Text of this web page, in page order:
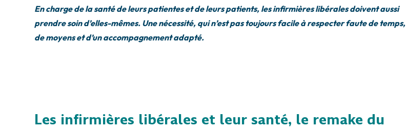
En charge de la santé de leurs patientes et de leurs patients, les infirmières libérales doivent aussi
prendre soin d’elles-mêmes. Une nécessité, qui n’est pas toujours facile à respecter faute de temps,
de moyens et d’un accompagnement adapté.
Les infirmières libérales et leur santé, le remake du